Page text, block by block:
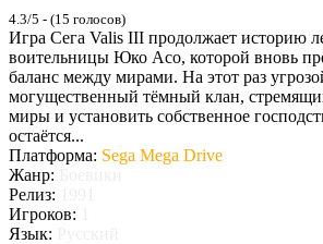
4.3/5 - (15 голосов)
Игра Сега Valis III продолжает историю
воительницы Юко Асо, которой вновь
баланс между мирами. На этот раз
могущественный тёмный клан,
миры и установить собственное
остаётся...
Платформа: Sega Mega Drive
Жанр:
Релиз:
Игроков:
Язык: